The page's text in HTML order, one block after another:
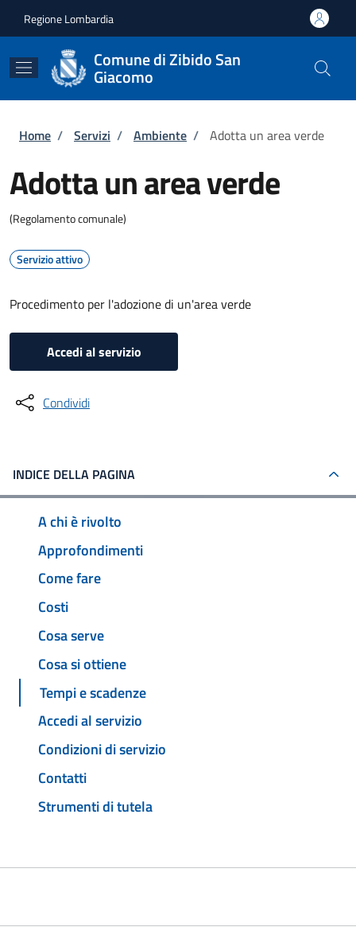
Regione Lombardia
Comune di Zibido San
Giacomo
Briciole di pane
Home / Servizi / Ambiente / Adotta un area verde
Adotta un area verde
(Regolamento comunale)
Servizio attivo
Procedimento per l'adozione di un'area verde
Accedi al servizio
Condividi
INDICE DELLA PAGINA
A chi è rivolto
Approfondimenti
Come fare
Costi
Cosa serve
Cosa si ottiene
Tempi e scadenze
Accedi al servizio
Condizioni di servizio
Contatti
Strumenti di tutela